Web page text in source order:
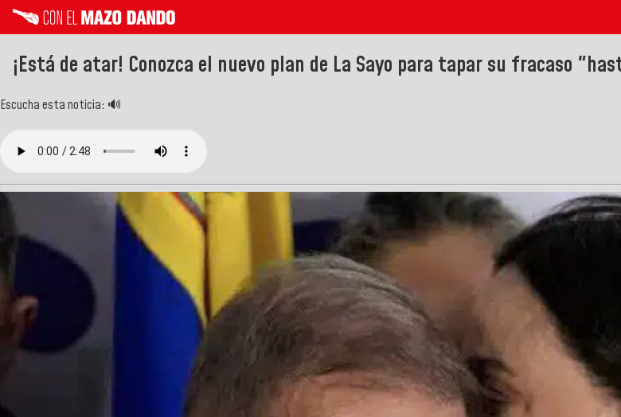
¡Está de atar! Conozca el nuevo plan de La Sayo para tapar su fracaso
Escucha esta noticia: 🔊